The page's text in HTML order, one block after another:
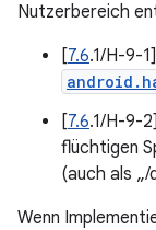
Nutzerbereich
[7.6.1/H-9-
[7.6.1/H-9-
flüchtigen
(auch als
Wenn